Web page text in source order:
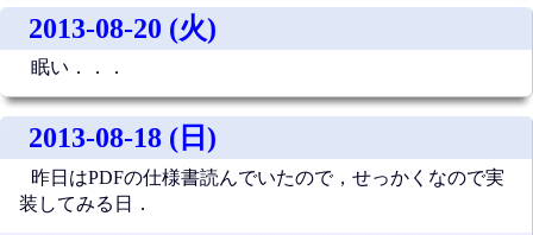
2013-08-20 (火)
眠い．．．
2013-08-18 (日)
昨日はPDFの仕様書読んでいたので，せっかくなので実
装してみる日．